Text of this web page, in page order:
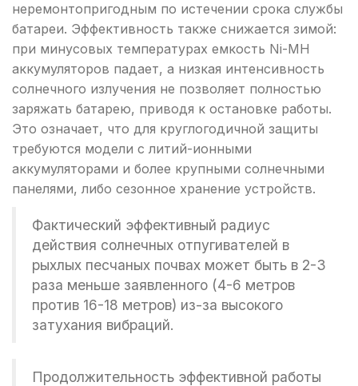
неремонтопригодным по истечении срока службы
батареи. Эффективность также снижается зимой:
при минусовых температурах емкость Ni-MH
аккумуляторов падает, а низкая интенсивность
солнечного излучения не позволяет полностью
заряжать батарею, приводя к остановке работы.
Это означает, что для круглогодичной защиты
требуются модели с литий-ионными
аккумуляторами и более крупными солнечными
панелями, либо сезонное хранение устройств.
Фактический эффективный радиус
действия солнечных отпугивателей в
рыхлых песчаных почвах может быть в 2-3
раза меньше заявленного (4-6 метров
против 16-18 метров) из-за высокого
затухания вибраций.
Продолжительность эффективной работы